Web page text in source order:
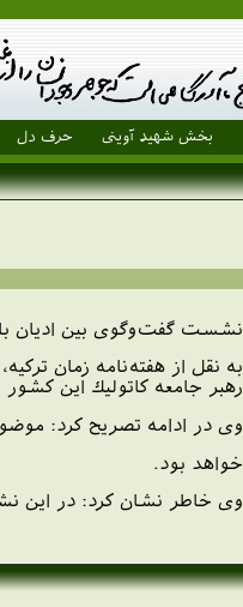
بخش شهید آوینی حرف دل
نشست گفت‌و‌گوی بين اديان
به نقل از هفته‌نامه زمان
رهبر جامعه كاتوليك این
وی در ادامه تصريح كرد:
خواهد بود.
وی خاطر نشان كرد: در اين